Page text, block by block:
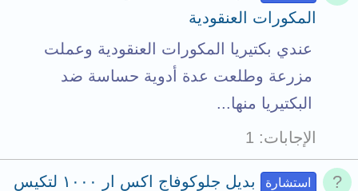
المكورات العنقودية
عندي بكتيريا المكورات العنقودية وعملت
مزرعة وطلعت عدة أدوية حساسة ضد
البكتيريا منها...
الإجابات
1
استشارة
بديل جلوكوفاج اكس ار ١٠٠٠ لتكيس